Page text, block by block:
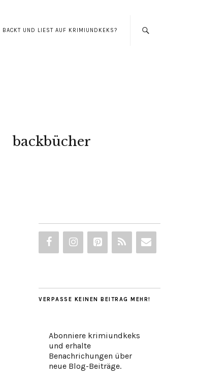
BACKT UND LIEST AUF KRIMIUNDKEKS?
backbücher
VERPASSE KEINEN BEITRAG MEHR!
Abonniere krimiundkeks
und erhalte
Benachrichungen über
neue Blog-Beiträge.